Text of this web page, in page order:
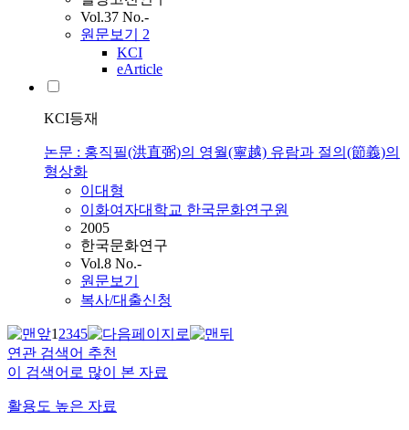
Vol.37 No.-
원문보기 2
KCI
eArticle
KCI등재
논문 : 홍직필(洪直弼)의 영월(寧越) 유람과 절의(節義)의
형상화
이대형
이화여자대학교 한국문화연구원
2005
한국문화연구
Vol.8 No.-
원문보기
복사/대출신청
12345
연관 검색어 추천
이 검색어로 많이 본 자료
활용도 높은 자료